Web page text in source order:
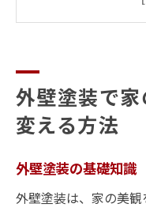
最新の外壁塗装
しゃれに
モダンデザ
合
外壁塗装で
変える方法
外壁塗装の基礎知識
外壁塗装は、家の美